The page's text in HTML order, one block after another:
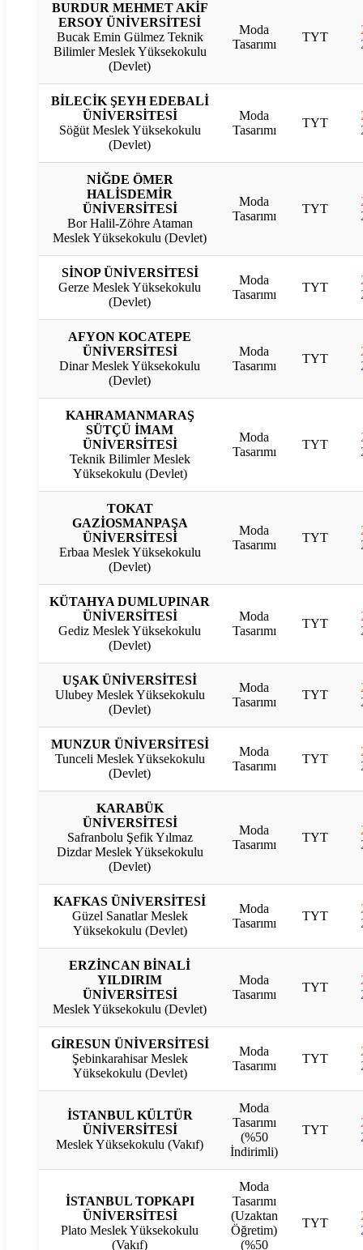
BURDUR MEHMET AKİF
ERSOY ÜNİVERSİTESİ
Bucak Emin Gülmez Teknik
Bilimler Meslek Yüksekokulu
(Devlet)
Moda
Tasarımı
TYT
BİLECİK ŞEYH EDEBALİ
ÜNİVERSİTESİ
Söğüt Meslek Yüksekokulu
(Devlet)
Moda
Tasarımı
TYT
NİĞDE ÖMER
HALİSDEMİR
ÜNİVERSİTESİ
Bor Halil-Zöhre Ataman
Meslek Yüksekokulu (Devlet)
Moda
Tasarımı
TYT
SİNOP ÜNİVERSİTESİ
Gerze Meslek Yüksekokulu
(Devlet)
Moda
Tasarımı
TYT
AFYON KOCATEPE
ÜNİVERSİTESİ
Dinar Meslek Yüksekokulu
(Devlet)
Moda
Tasarımı
TYT
KAHRAMANMARAŞ
SÜTÇÜ İMAM
ÜNİVERSİTESİ
Teknik Bilimler Meslek
Yüksekokulu (Devlet)
Moda
Tasarımı
TYT
TOKAT
GAZİOSMANPAŞA
ÜNİVERSİTESİ
Erbaa Meslek Yüksekokulu
(Devlet)
Moda
Tasarımı
TYT
KÜTAHYA DUMLUPINAR
ÜNİVERSİTESİ
Gediz Meslek Yüksekokulu
(Devlet)
Moda
Tasarımı
TYT
UŞAK ÜNİVERSİTESİ
Ulubey Meslek Yüksekokulu
(Devlet)
Moda
Tasarımı
TYT
MUNZUR ÜNİVERSİTESİ
Tunceli Meslek Yüksekokulu
(Devlet)
Moda
Tasarımı
TYT
KARABÜK
ÜNİVERSİTESİ
Safranbolu Şefik Yılmaz
Dizdar Meslek Yüksekokulu
(Devlet)
Moda
Tasarımı
TYT
KAFKAS ÜNİVERSİTESİ
Güzel Sanatlar Meslek
Yüksekokulu (Devlet)
Moda
Tasarımı
TYT
ERZİNCAN BİNALİ
YILDIRIM
ÜNİVERSİTESİ
Meslek Yüksekokulu (Devlet)
Moda
Tasarımı
TYT
GİRESUN ÜNİVERSİTESİ
Şebinkarahisar Meslek
Yüksekokulu (Devlet)
Moda
Tasarımı
TYT
İSTANBUL KÜLTÜR
ÜNİVERSİTESİ
Meslek Yüksekokulu (Vakıf)
Moda
Tasarımı
(%50
İndirimli)
TYT
İSTANBUL TOPKAPI
ÜNİVERSİTESİ
Plato Meslek Yüksekokulu
(Vakıf)
Moda
Tasarımı
(Uzaktan
Öğretim)
(%50
TYT